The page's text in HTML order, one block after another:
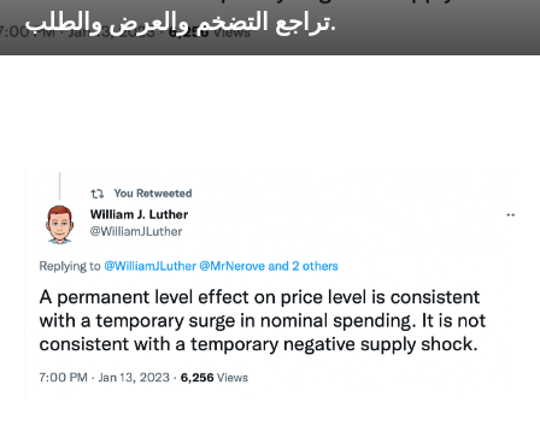
تراجع التضخم والعرض والطلب.